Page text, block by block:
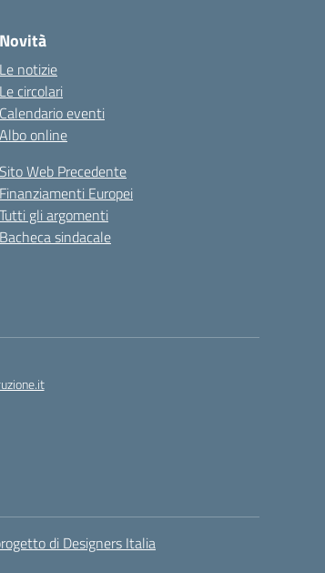
Novità
Le notizie
Le circolari
Calendario eventi
Albo online
Sito Web Precedente
Finanziamenti Europei
Tutti gli argomenti
Bacheca sindacale
di Designers Italia